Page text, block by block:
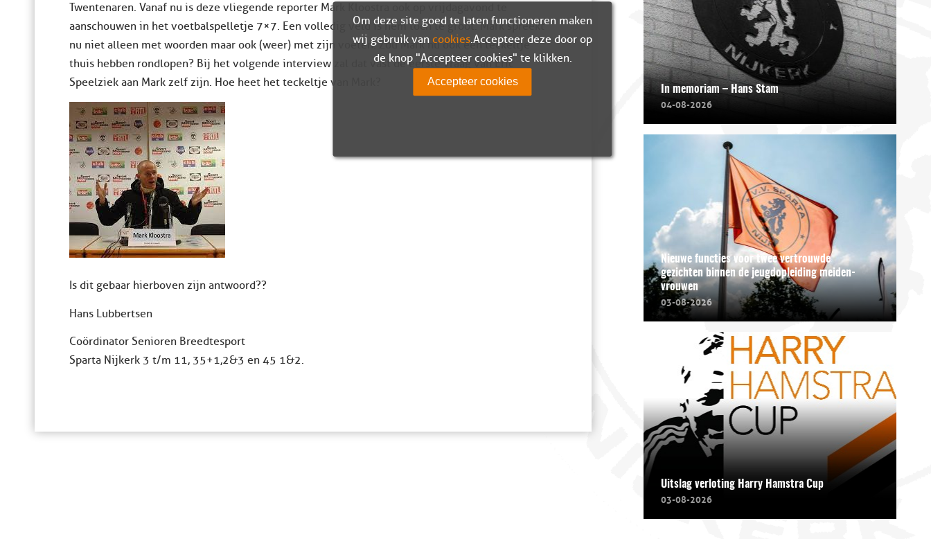
Twentenaren. Vanaf nu is deze vliegende reporter Mark Kloostra ook op vrijdagavond te
aanschouwen in het voetbalspelletje 7×7. Een volledig veld is hem toch te groot. Mark spreekt
nu niet alleen met woorden maar ook (weer) met zijn voeten. Zou Mark nu ook een teckeltje
thuis hebben rondlopen? Bij het volgende interview zal dat vast de eerste vraag van Eric
Speelziek aan Mark zelf zijn. Hoe heet het teckeltje van Mark?
Is dit gebaar hierboven zijn antwoord??
Hans Lubbertsen
Coördinator Senioren Breedtesport
Sparta Nijkerk 3 t/m 11, 35+1,2&3 en 45 1&2.
In memoriam – Hans Stam
04-08-2026
Nieuwe functies voor twee vertrouwde
gezichten binnen de jeugdopleiding meiden-
vrouwen
03-08-2026
Uitslag verloting Harry Hamstra Cup
03-08-2026
Om deze site goed te laten functioneren maken
wij gebruik van cookies. Accepteer deze door op
de knop "Accepteer cookies" te klikken.
Accepteer cookies